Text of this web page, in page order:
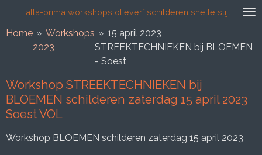
naar
alla-prima workshops olieverf schilderen snelle stijl
Home » Workshops
2023
» 15 april 2023
STREEKTECHNIEKEN bij BLOEMEN
- Soest
Workshop STREEKTECHNIEKEN bij
BLOEMEN schilderen zaterdag 15 april 2023
Soest VOL
Workshop BLOEMEN schilderen zaterdag 15 april 2023